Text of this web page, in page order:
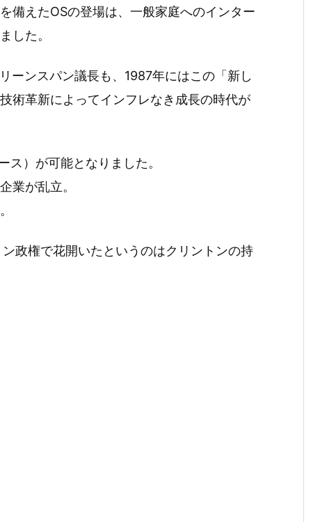
備えたOSの登場は、一般家庭へのインター
した。
ーンスパン議長も、1987年にはこの「新し
術革新によってインフレなき成長の時代が
ス）が可能となりました。
業が乱立。
政権で花開いたというのはクリントンの持